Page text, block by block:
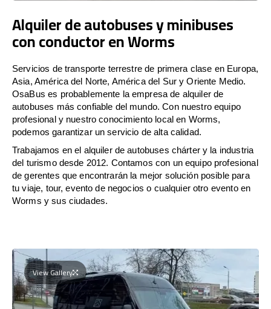
Alquiler de autobuses y minibuses
con conductor en Worms
Servicios de transporte terrestre de primera clase en Europa,
Asia, América del Norte, América del Sur y Oriente Medio.
OsaBus es probablemente la empresa de alquiler de
autobuses más confiable del mundo. Con nuestro equipo
profesional y nuestro conocimiento local en Worms,
podemos garantizar un servicio de alta calidad.
Trabajamos en el alquiler de autobuses chárter y la industria
del turismo desde 2012. Contamos con un equipo profesional
de gerentes que encontrarán la mejor solución posible para
tu viaje, tour, evento de negocios o cualquier otro evento en
Worms y sus ciudades.
View Gallery